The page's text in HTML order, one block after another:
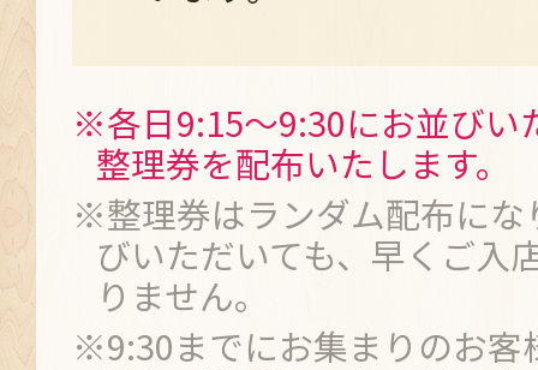
※各日9:15～9:30にお並びい
整理券を配布いたします。
※整理券はランダム配布にな
びいただいても、早くご入
りません。
※9:30までにお集まりのお客